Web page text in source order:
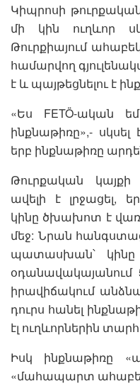
Կիպրոսի
մի կին ուղևոր
Թուրքիայում
համարվող
է և պայթեցնելու է
«Ես FETÖ-ական
ինքնաթիռը»,-
երբ ինքնաթիռը
Թուրքական
ավելի է լրջացել,
կինը ծխախոտ է
մեջ: Նրան
պատասխան՝
օդանավակայանում
իրավիճակում
դուրս հանել
էլ ուղևորներին
Իսկ ինքնաթիռը
«մահապարտ